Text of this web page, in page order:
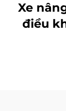
Xe
điều